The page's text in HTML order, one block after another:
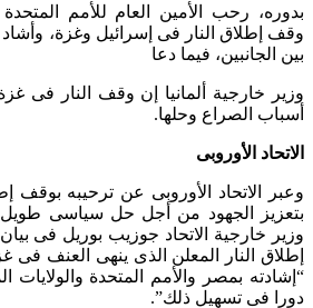
بدوره، رحب الأمين العام للأمم
وقف إطلاق النار فى إسرائيل وغزة،
بين الجانبين، فيما دعا
وزير خارجية ألمانيا إن وقف النار فى
أسباب الصراع وحلها.
الاتحاد الأوروبى
وعبر الاتحاد الأوروبى عن ترحيبه بوقف
بتعزيز الجهود من أجل حل سياسى طويل
وزير خارجية الاتحاد جوزيب بوريل فى
إطلاق النار المعلن الذى ينهى العنف فى
“إشادته بمصر والأمم المتحدة والولايات
دورا فى تسهيل ذلك”.